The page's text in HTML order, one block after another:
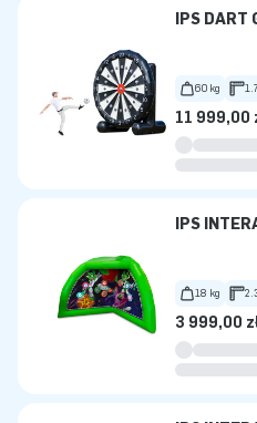
IPS DART
60 kg
11 999,00
IPS
18 kg
3 999,00